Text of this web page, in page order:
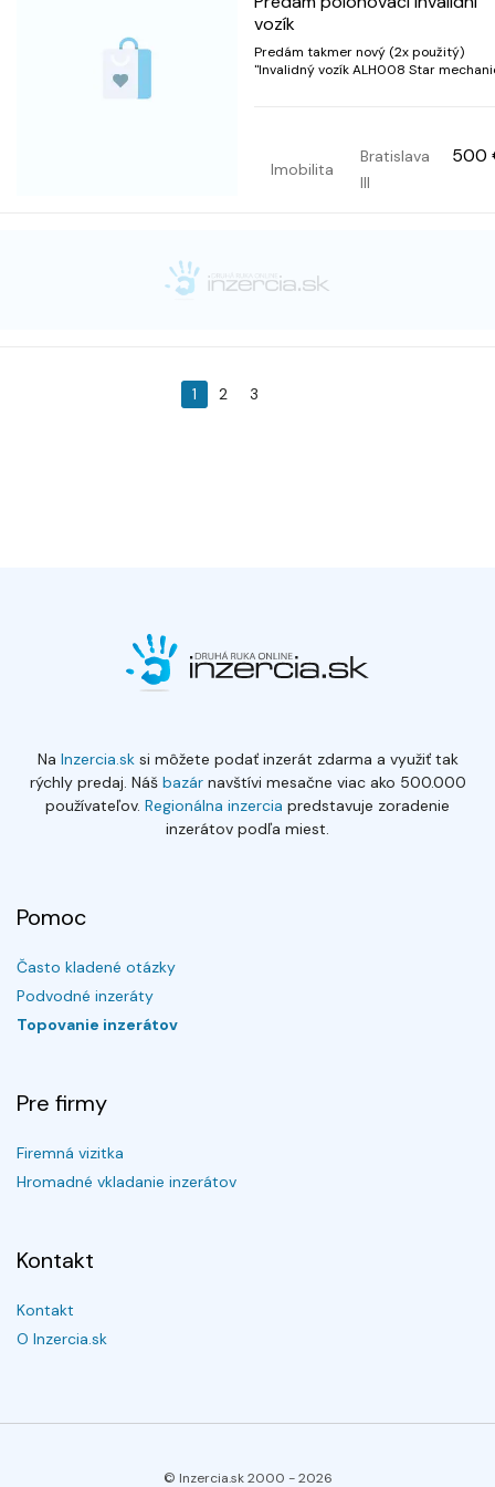
vozík
Predám takmer nový (2x použitý)
"Invalidný vozík ALH008 Star
Imobilita
Bratislava
III
500
1 2 3
Na Inzercia.sksi môžete podať inzerát zdarma a využiť tak
rýchly predaj. Náš bazárnavštívi mesačne viac ako 500.000
používateľov. Regionálna inzercia predstavuje zoradenie
inzerátov podľa miest.
Pomoc
Často kladené otázky
Podvodné inzeráty
Topovanie inzerátov
Pre firmy
Firemná vizitka
Hromadné vkladanie inzerátov
Kontakt
Kontakt
O Inzercia.sk
© Inzercia.sk 2000 -2026